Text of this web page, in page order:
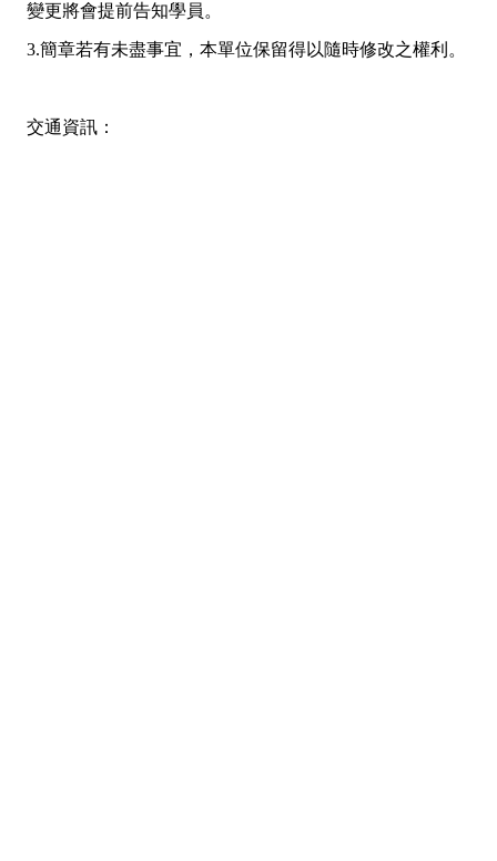
變更將會提前告知學員。
3.簡章若有未盡事宜，本單位保留得以隨時修改之權利。
交通資訊：